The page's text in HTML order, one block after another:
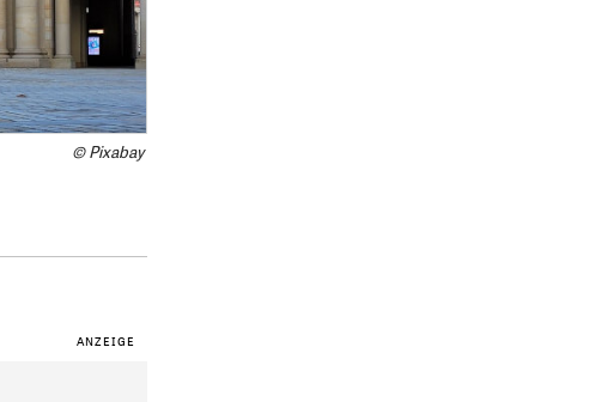
© Pixabay